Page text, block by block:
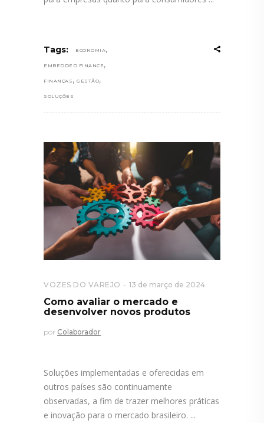
Tags: ECONOMIA ,
EMBEDDED FINANCE ,
FINANÇAS , GESTÃO,
SOLUÇÕES
VOZES DO VAREJO 13 de março de 2024
Como avaliar o mercado e
desenvolver novos produtos
por Colaborador
Soluções implementadas e oferecidas em
outros países são continuamente
observadas, a fim de trazer melhores práticas
e inovação para o mercado brasileiro.